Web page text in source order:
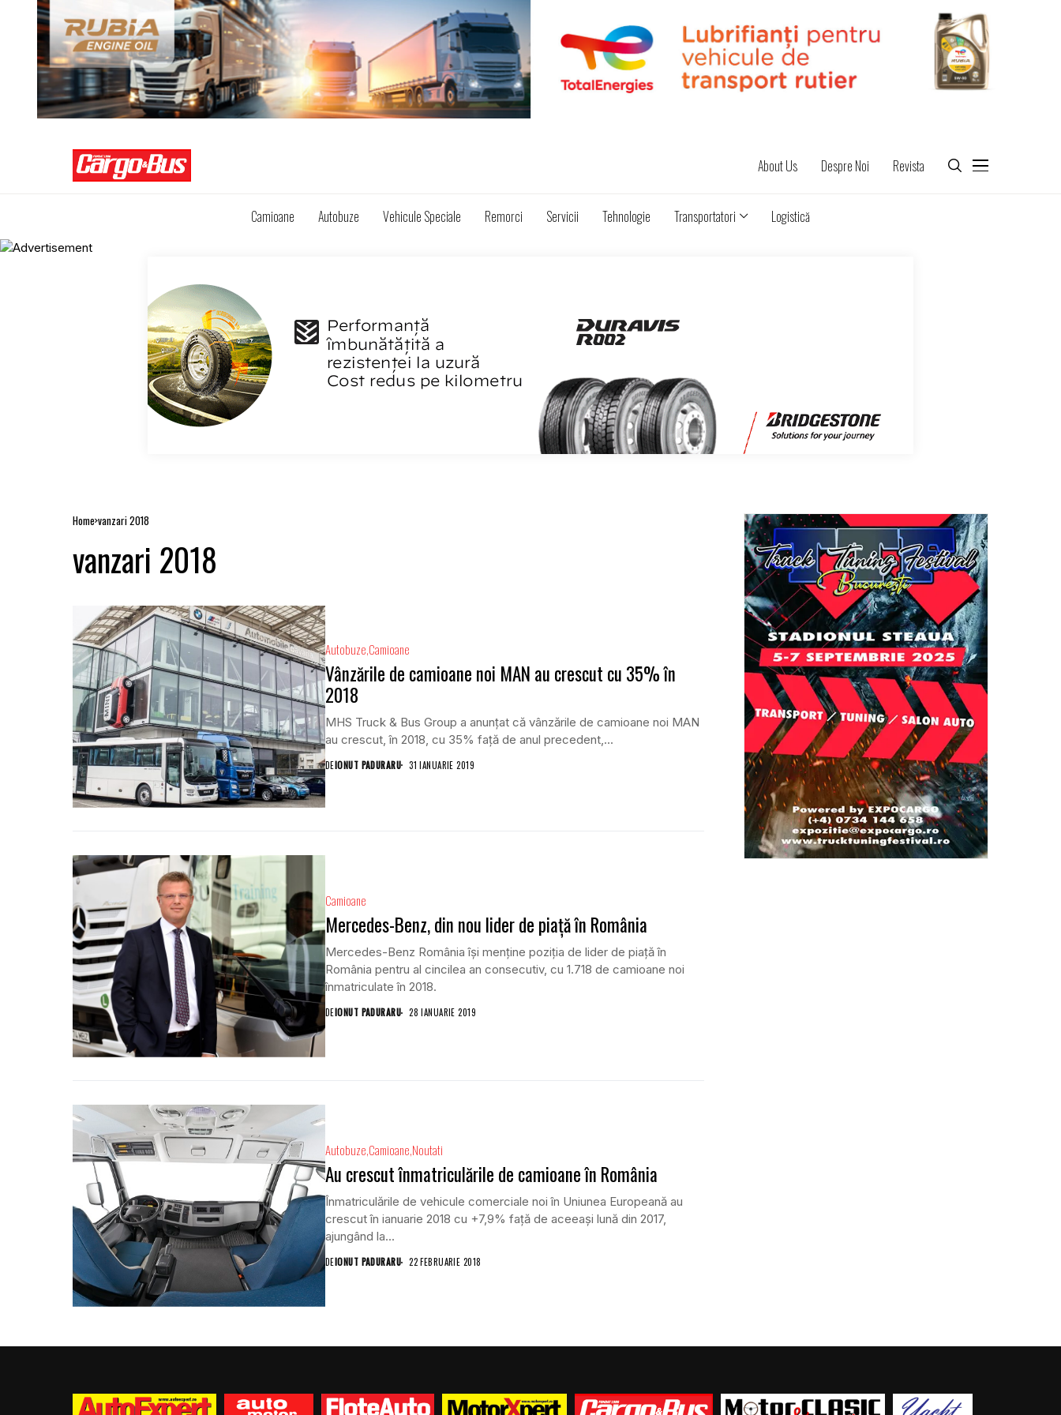
About Us Despre Noi Revista
Camioane Autobuze Vehicule Speciale Remorci Servicii Tehnologie Transportatori Logistică
Home vanzari 2018
vanzari 2018
Autobuze Camioane
Vânzările de camioane noi MAN au crescut cu 35% în
2018
MHS Truck & Bus Group a anunțat că vânzările de camioane noi MAN
au crescut, în 2018, cu 35% față de anul precedent,...
DEIONUT PADURARU 31 IANUARIE 2019
Camioane
Mercedes-Benz, din nou lider de piață în România
Mercedes-Benz România își menține poziția de lider de piață în
România pentru al cincilea an consecutiv, cu 1.718 de camioane noi
înmatriculate în 2018.
DEIONUT PADURARU 28 IANUARIE 2019
Autobuze Camioane Noutati
Au crescut înmatriculările de camioane în România
Înmatriculările de vehicule comerciale noi în Uniunea Europeană au
crescut în ianuarie 2018 cu +7,9% față de aceeași lună din 2017,
ajungând la...
DEIONUT PADURARU 22 FEBRUARIE 2018